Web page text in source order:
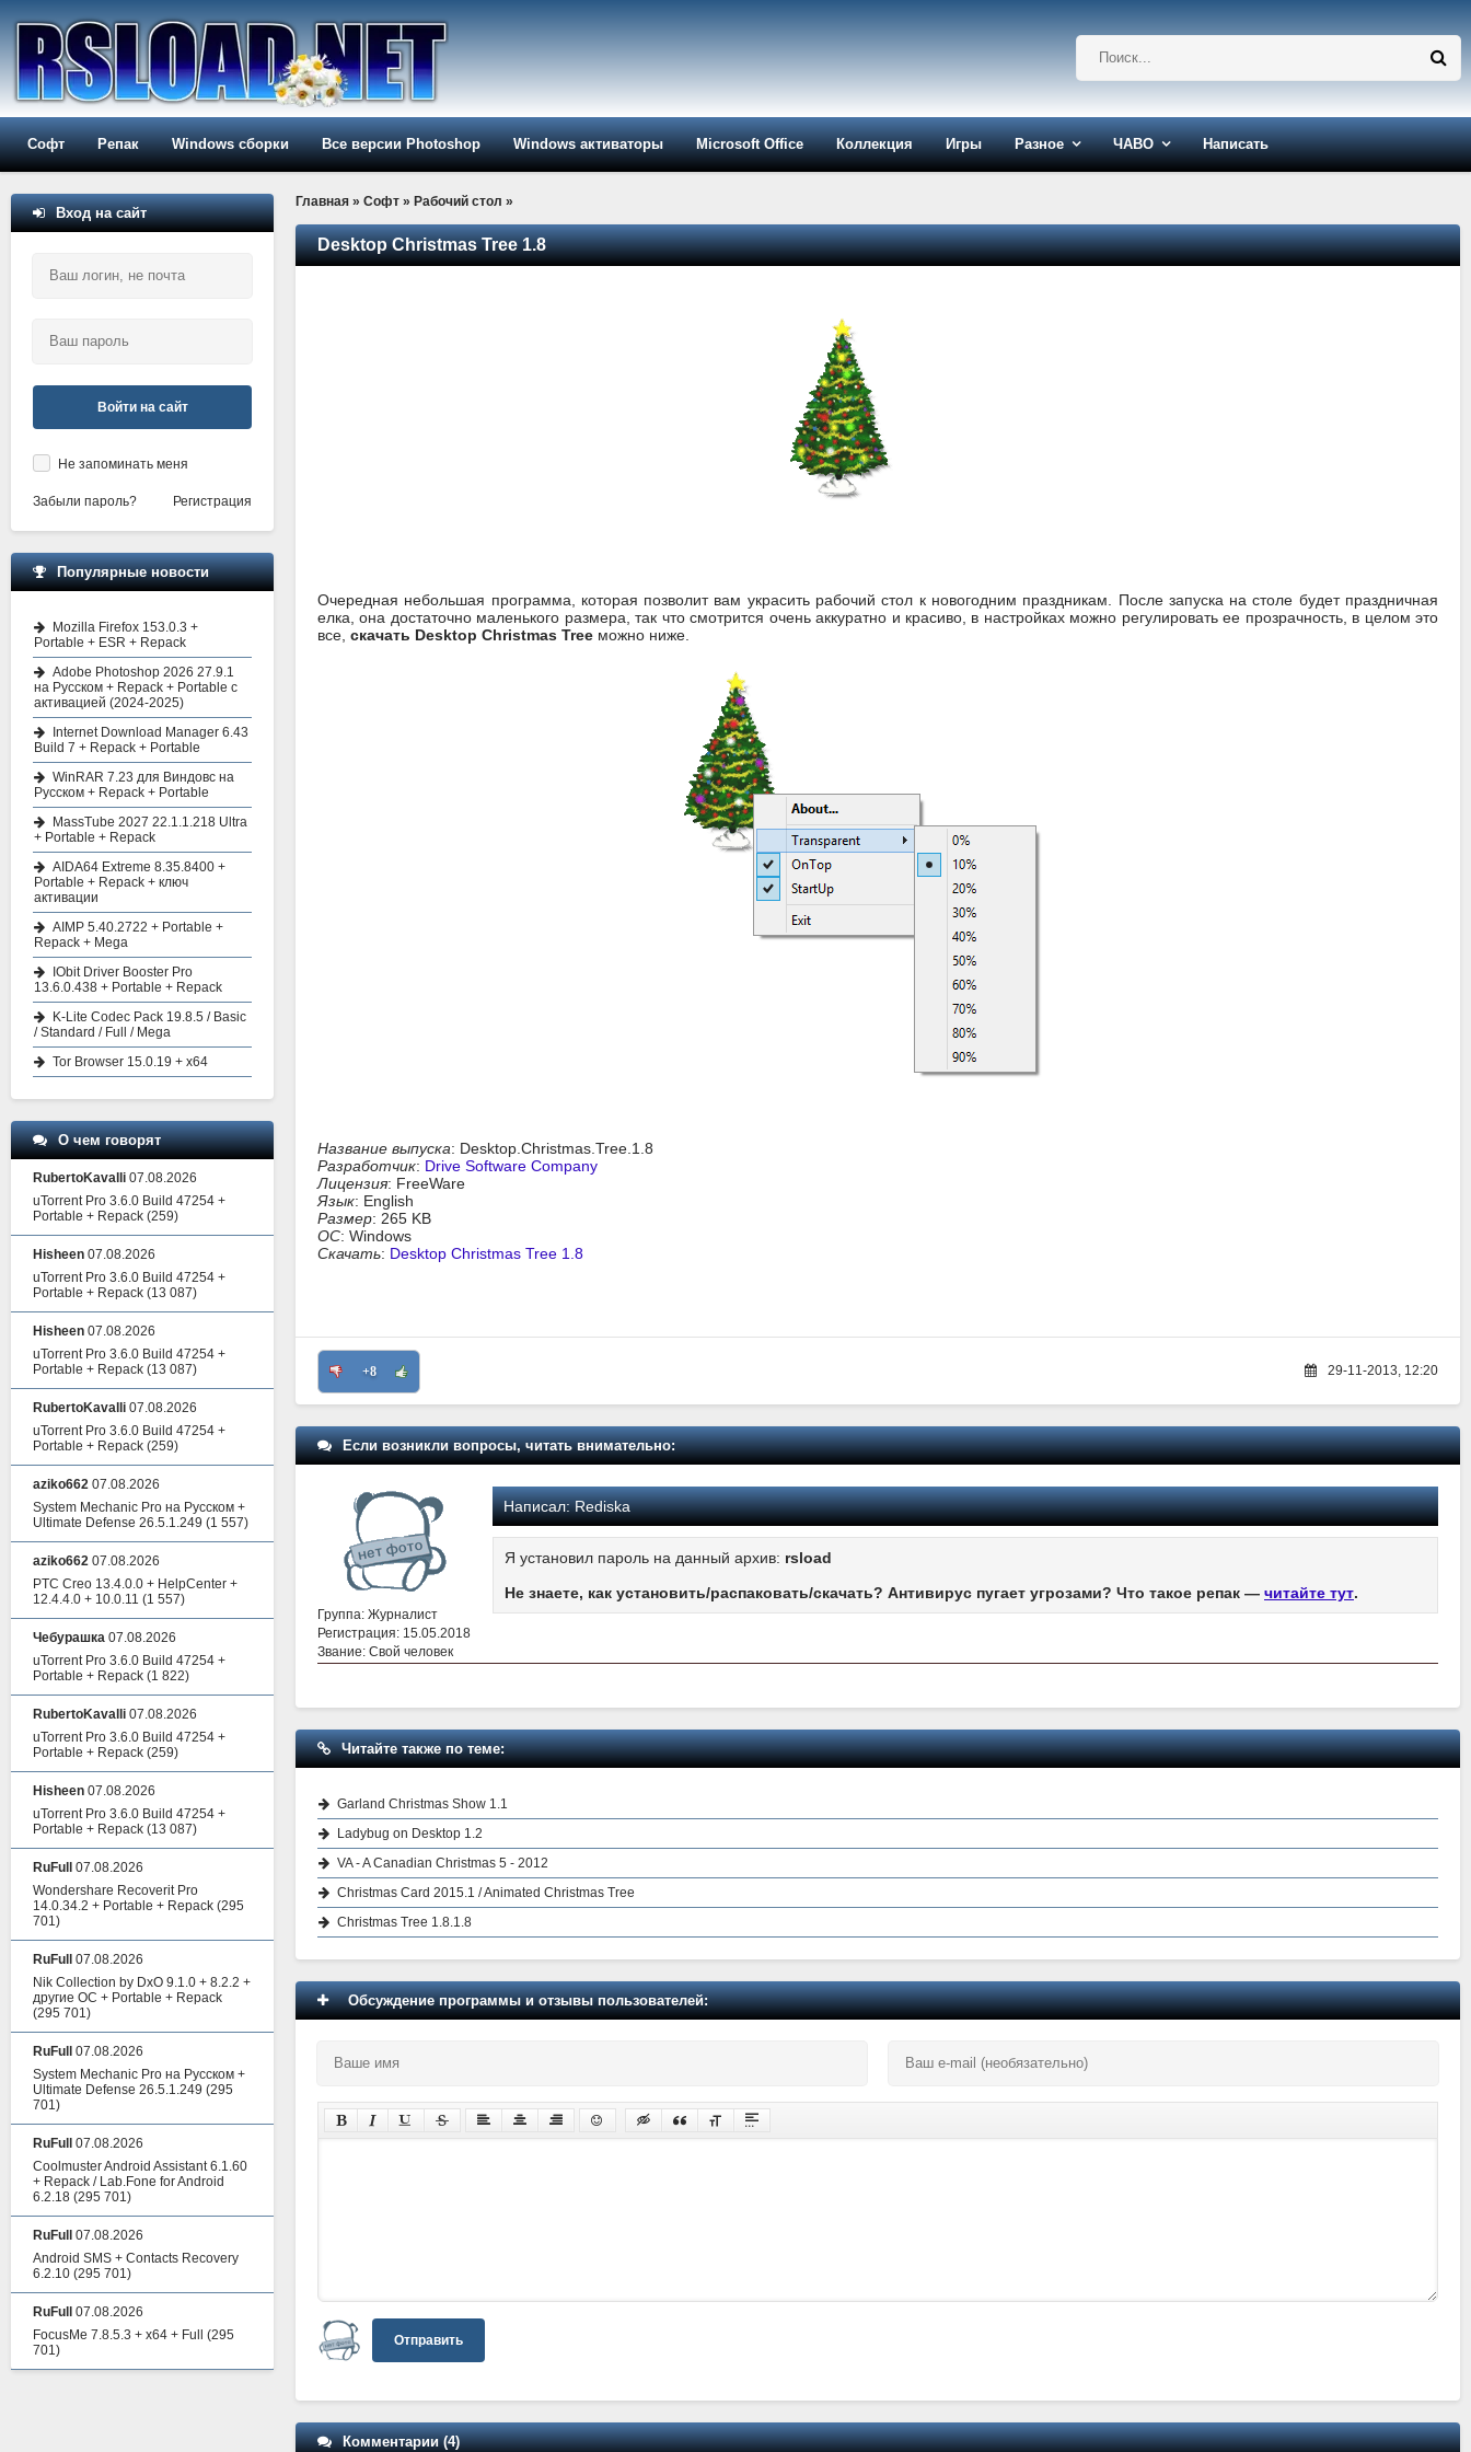
Софт Репак Windows сборки Все версии Photoshop Windows активаторы Microsoft Office Коллекция Игры Разное ЧАВО Написать
Главная » Софт » Рабочий стол »
Desktop Christmas Tree 1.8
Очередная небольшая программа, которая позволит вам украсить рабочий стол к новогодним праздникам. После запуска на столе будет праздничная
елка, она достаточно маленького размера, так что смотрится очень аккуратно и красиво, в настройках можно регулировать ее прозрачность, в целом это
все, скачать Desktop Christmas Tree можно ниже.
Название выпуска: Desktop.Christmas.Tree.1.8
Разработчик: Drive Software Company
Лицензия: FreeWare
Язык: English
Размер: 265 KB
ОС: Windows
Скачать: Desktop Christmas Tree 1.8
+8 29-11-2013, 12:20
Если возникли вопросы, читать внимательно:
Группа: Журналист
Регистрация: 15.05.2018
Звание: Свой человек
Написал:Rediska
Я установил пароль на данный архив: rsload
Не знаете, как установить/распаковать/скачать? Антивирус пугает угрозами? Что такое репак — читайте тут.
Читайте также по теме:
Garland Christmas Show 1.1
Ladybug on Desktop 1.2
VA - A Canadian Christmas 5 - 2012
Christmas Card 2015.1 / Animated Christmas Tree
Christmas Tree 1.8.1.8
Обсуждение программы и отзывы пользователей:
Отправить
Комментарии (4)
Вход на сайт
Войти на сайт
Не запоминать меня
Забыли пароль? Регистрация
Популярные новости
Mozilla Firefox 153.0.3 +
Portable + ESR + Repack
Adobe Photoshop 2026 27.9.1
на Русском + Repack + Portable с
активацией (2024-2025)
Internet Download Manager 6.43
Build 7 + Repack + Portable
WinRAR 7.23 для Виндовс на
Русском + Repack + Portable
MassTube 2027 22.1.1.218 Ultra
+ Portable + Repack
AIDA64 Extreme 8.35.8400 +
Portable + Repack + ключ
активации
AIMP 5.40.2722 + Portable +
Repack + Mega
IObit Driver Booster Pro
13.6.0.438 + Portable + Repack
K-Lite Codec Pack 19.8.5 / Basic
/ Standard / Full / Mega
Tor Browser 15.0.19 + x64
О чем говорят
RubertoKavalli 07.08.2026
uTorrent Pro 3.6.0 Build 47254 +
Portable + Repack (259)
Hisheen 07.08.2026
uTorrent Pro 3.6.0 Build 47254 +
Portable + Repack (13 087)
Hisheen 07.08.2026
uTorrent Pro 3.6.0 Build 47254 +
Portable + Repack (13 087)
RubertoKavalli 07.08.2026
uTorrent Pro 3.6.0 Build 47254 +
Portable + Repack (259)
aziko662 07.08.2026
System Mechanic Pro на Русском +
Ultimate Defense 26.5.1.249 (1 557)
aziko662 07.08.2026
PTC Creo 13.4.0.0 + HelpCenter +
12.4.4.0 + 10.0.11 (1 557)
Чебурашка 07.08.2026
uTorrent Pro 3.6.0 Build 47254 +
Portable + Repack (1 822)
RubertoKavalli 07.08.2026
uTorrent Pro 3.6.0 Build 47254 +
Portable + Repack (259)
Hisheen 07.08.2026
uTorrent Pro 3.6.0 Build 47254 +
Portable + Repack (13 087)
RuFull
07.08.2026
Wondershare Recoverit Pro
14.0.34.2 + Portable + Repack (295
701)
RuFull
07.08.2026
Nik Collection by DxO 9.1.0 + 8.2.2 +
другие ОС + Portable + Repack
(295 701)
RuFull
07.08.2026
System Mechanic Pro на Русском +
Ultimate Defense 26.5.1.249 (295
701)
RuFull
07.08.2026
Coolmuster Android Assistant 6.1.60
+ Repack / Lab.Fone for Android
6.2.18 (295 701)
RuFull
07.08.2026
Android SMS + Contacts Recovery
6.2.10 (295 701)
RuFull
07.08.2026
FocusMe 7.8.5.3 + x64 + Full
(295
701)